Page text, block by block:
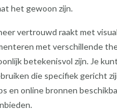
het gewoon zijn.
vertrouwd raakt met
met verschillende
betekenisvol zijn. Je
die specifiek gericht
en online bronnen